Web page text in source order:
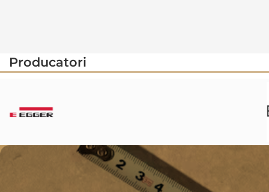
Producatori